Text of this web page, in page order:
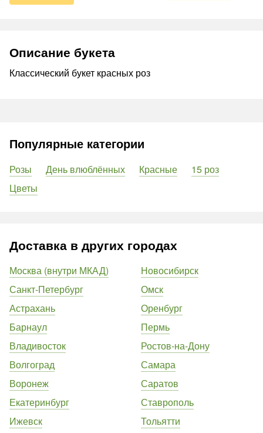
Описание букета
Классический букет красных роз
Популярные категории
Розы День влюблённых Красные
15 роз
Цветы
Доставка в других городах
Москва (внутри МКАД)
Санкт-Петербург
Астрахань
Барнаул
Владивосток
Волгоград
Воронеж
Екатеринбург
Ижевск
Новосибирск
Омск
Оренбург
Пермь
Ростов-на-Дону
Самара
Саратов
Ставрополь
Тольятти